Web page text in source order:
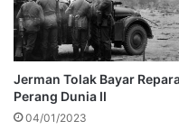
Jerman Tolak Bayar
Perang Dunia II
04/01/2023